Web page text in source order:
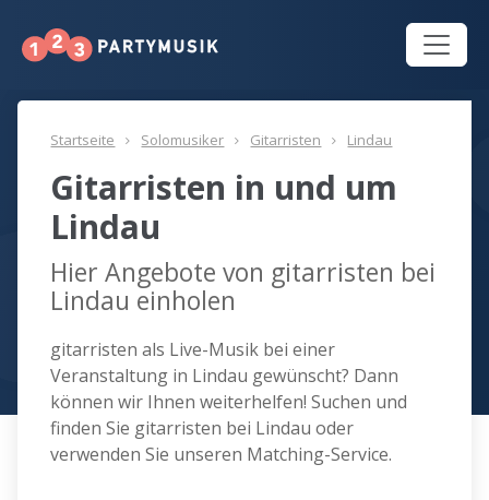
Startseite Solomusiker Gitarristen Lindau
Gitarristen in und um
Lindau
Hier Angebote von gitarristen bei
Lindau einholen
gitarristen als Live-Musik bei einer
Veranstaltung in Lindau gewünscht? Dann
können wir Ihnen weiterhelfen! Suchen und
finden Sie gitarristen bei Lindau oder
verwenden Sie unseren Matching-Service.